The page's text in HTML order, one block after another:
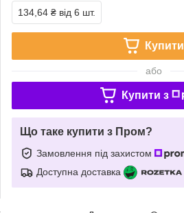
134,64 ₴ від 6 шт.
Купити
або
Купити з
Що таке купити з Пром?
Замовлення під захистом
Доступна доставка